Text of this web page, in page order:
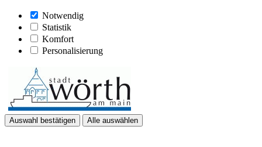
Notwendig
Statistik
Komfort
Personalisierung
Auswahl bestätigen Alle auswählen